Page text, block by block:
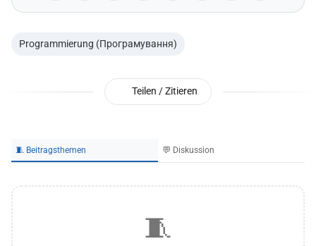
Programmierung (Програмування)
Teilen / Zitieren
🧵 Beitragsthemen 💬 Diskussion
🧵